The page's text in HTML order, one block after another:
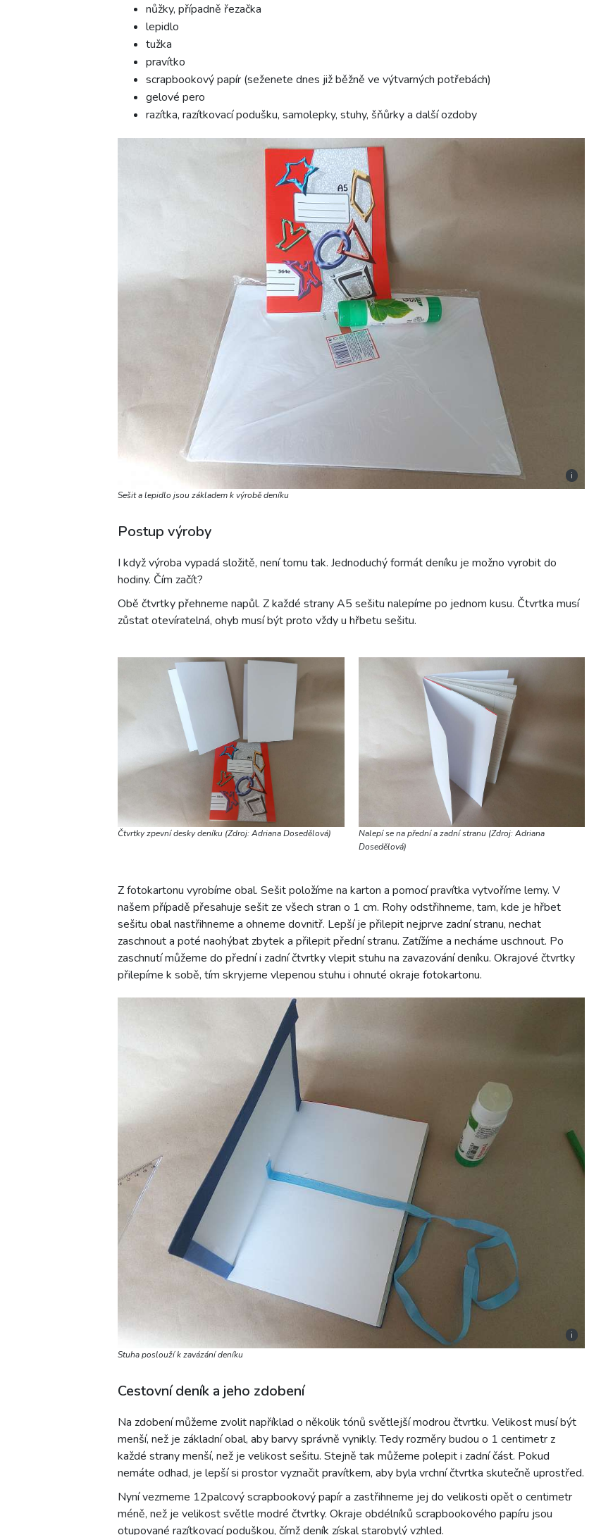
nůžky, případně řezačka
lepidlo
tužka
pravítko
scrapbookový papír (seženete dnes již běžně ve výtvarných potřebách)
gelové pero
razítka, razítkovací podušku, samolepky, stuhy, šňůrky a další ozdoby
i
Sešit a lepidlo jsou základem k výrobě deníku
Postup výroby
I když výroba vypadá složitě, není tomu tak. Jednoduchý formát deníku je možno vyrobit do
hodiny. Čím začít?
Obě čtvrtky přehneme napůl. Z každé strany A5 sešitu nalepíme po jednom kusu. Čtvrtka musí
zůstat otevíratelná, ohyb musí být proto vždy u hřbetu sešitu.
Čtvrtky zpevní desky deníku (Zdroj: Adriana Dosedělová)
Nalepí se na přední a zadní stranu (Zdroj: Adriana
Dosedělová)
Z fotokartonu vyrobíme obal. Sešit položíme na karton a pomocí pravítka vytvoříme lemy. V
našem případě přesahuje sešit ze všech stran o 1 cm. Rohy odstřihneme, tam, kde je hřbet
sešitu obal nastřihneme a ohneme dovnitř. Lepší je přilepit nejprve zadní stranu, nechat
zaschnout a poté naohýbat zbytek a přilepit přední stranu. Zatížíme a necháme uschnout. Po
zaschnutí můžeme do přední i zadní čtvrtky vlepit stuhu na zavazování deníku. Okrajové čtvrtky
přilepíme k sobě, tím skryjeme vlepenou stuhu i ohnuté okraje fotokartonu.
i
Stuha poslouží k zavázání deníku
Cestovní deník a jeho zdobení
Na zdobení můžeme zvolit například o několik tónů světlejší modrou čtvrtku. Velikost musí být
menší, než je základní obal, aby barvy správně vynikly. Tedy rozměry budou o 1 centimetr z
každé strany menší, než je velikost sešitu. Stejně tak můžeme polepit i zadní část. Pokud
nemáte odhad, je lepší si prostor vyznačit pravítkem, aby byla vrchní čtvrtka skutečně uprostřed.
Nyní vezmeme 12palcový scrapbookový papír a zastřihneme jej do velikosti opět o centimetr
méně, než je velikost světle modré čtvrtky. Okraje obdélníků scrapbookového papíru jsou
otupované razítkovací poduškou, čímž deník získal starobylý vzhled.